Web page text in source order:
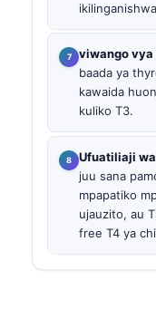
viwango vya
baada ya
kawaida
kuliko T3.
Ufuatiliaji
juu sana
mpapatiko
ujauzito, au
free T4 ya